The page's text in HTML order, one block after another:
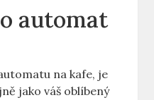
automat
na kafe, ​je
jako váš‌ oblíbený